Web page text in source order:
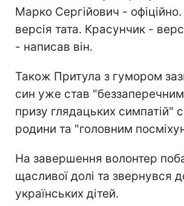
Марко Сергійович -
версія тата. Красунчик -
- написав він.
Також Притула з гумором
син уже став
призу глядацьких симпатій"
родини та "головним
На завершення волонтер
щасливої долі та звернувся
українських дітей.